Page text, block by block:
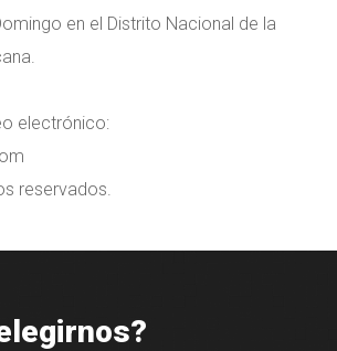
en el Distrito Nacional de la
electrónico:
reservados.